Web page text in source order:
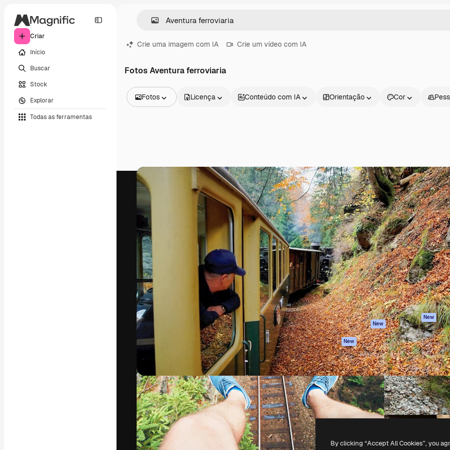
Criar
Início
Buscar
Stock
Explorar
Todas as ferramentas
Crie uma imagem com IA Crie um vídeo com IA
Fotos Aventura ferroviaria
Fotos
Vídeos
Clipes de vídeo
Animações
Modelos de vídeos
Ícones
Modelos 3D
Fontes
Licença Conteúdo com IA Orientação Cor
A plataforma criativa para você direcionar
seu melhor trabalho. Mais de 1 milhão de
assinantes entre criativos, empresas,
agências e estúdios.
Português
Produtos
Spaces
Assistente de IA
Gerador de
imagens
Gerador de vídeos
Texto para voz
Conteúdo de stock
MCP para
Claude/ChatGPT
New
Agentes New
API
App móvel
Todas as
ferramentas
Começar
Academy
Documentação
Atendimento
Termos e
condições
Política de
privacidade
Originais New
Política de
Central de
confiabilidade
Afiliados
Empresas
Copyright © 2010- Freepik Company S.L.U.Todos os direitos reservados.
By clicking “Accept All Cookies”, you